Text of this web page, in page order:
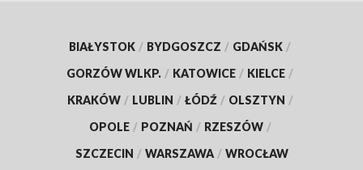
BIAŁYSTOK / BYDGOSZCZ / GDAŃSK /
GORZÓW WLKP. / KATOWICE / KIELCE /
KRAKÓW / LUBLIN / ŁÓDŹ / OLSZTYN /
OPOLE / POZNAŃ / RZESZÓW /
SZCZECIN / WARSZAWA / WROCŁAW